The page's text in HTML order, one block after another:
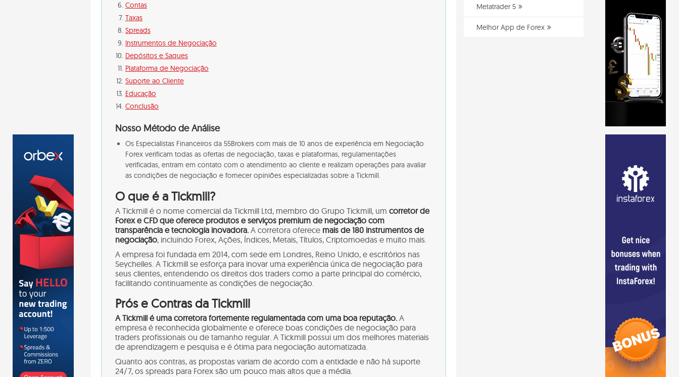
Contas
Taxas
Spreads
Instrumentos de Negociação
Depósitos e Saques
Plataforma de Negociação
Suporte ao Cliente
Educação
Conclusão
Nosso Método de Análise
Os Especialistas Financeiros da 55Brokers com mais de 10 anos de experiência em Negociação
Forex verificam todas as ofertas de negociação, taxas e plataformas, regulamentações
verificadas, entram em contato com o atendimento ao cliente e realizam operações para avaliar
as condições de negociação e fornecer opiniões especializadas sobre a Tickmill.
O que é a Tickmill?
A Tickmill é o nome comercial da Tickmill Ltd, membro do Grupo Tickmill, um corretor de
Forex e CFD que oferece produtos e serviços premium de negociação com
transparência e tecnologia inovadora. A corretora oferece mais de 180 instrumentos de
negociação, incluindo Forex, Ações, Índices, Metais, Títulos, Criptomoedas e muito mais.
A empresa foi fundada em 2014, com sede em Londres, Reino Unido, e escritórios nas
Seychelles. A Tickmill se esforça para inovar uma experiência única de negociação para
seus clientes, entendendo os direitos dos traders como a parte principal do comércio,
facilitando continuamente as condições de negociação.
Prós e Contras da Tickmill
A Tickmill é uma corretora fortemente regulamentada com uma boa reputação. A
empresa é reconhecida globalmente e oferece boas condições de negociação para
traders profissionais ou de tamanho regular. A Tickmill possui um dos melhores materiais
de aprendizagem e pesquisa e é ótima para negociação automatizada.
Quanto aos contras, as propostas variam de acordo com a entidade e não há suporte
24/7, os spreads para Forex são um pouco mais altos que a média.
Metatrader 5
Melhor App de Forex